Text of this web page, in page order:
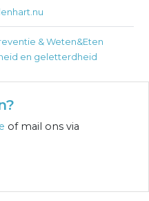
& Weten&Eten
en geletterdheid
of mail ons via